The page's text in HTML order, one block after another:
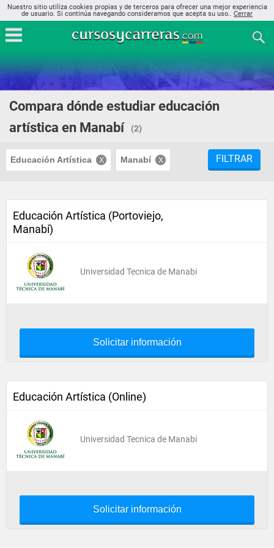
Nuestro sitio utiliza cookies propias y de terceros para ofrecer una mejor experiencia
de usuario. Si continúa navegando consideramos que acepta su uso.. Cerrar
Compara dónde estudiar educación
artística en Manabí
(2)
Educación Artística Manabí FILTRAR
Educación Artística (Portoviejo,
Manabí)
Universidad Tecnica de Manabi
Solicitar información
Educación Artística (Online)
Universidad Tecnica de Manabi
Solicitar información